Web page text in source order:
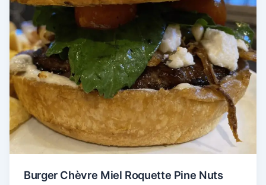
Burger Chèvre Miel Roquette Pine Nuts